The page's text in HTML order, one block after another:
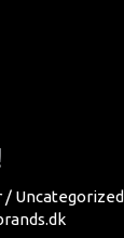
/ Uncategorized